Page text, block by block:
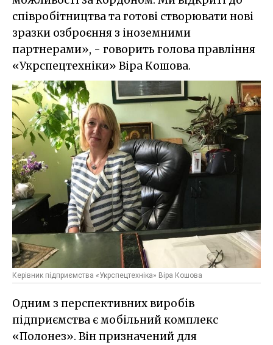
співробітництва та готові створювати нові
зразки озброєння з іноземними
партнерами», - говорить голова правління
«Укрспецтехніки» Віра Кошова.
Керівник підприємства «Укрспецтехніка» Віра Кошова
Одним з перспективних виробів
підприємства є мобільний комплекс
«Полонез». Він призначений для